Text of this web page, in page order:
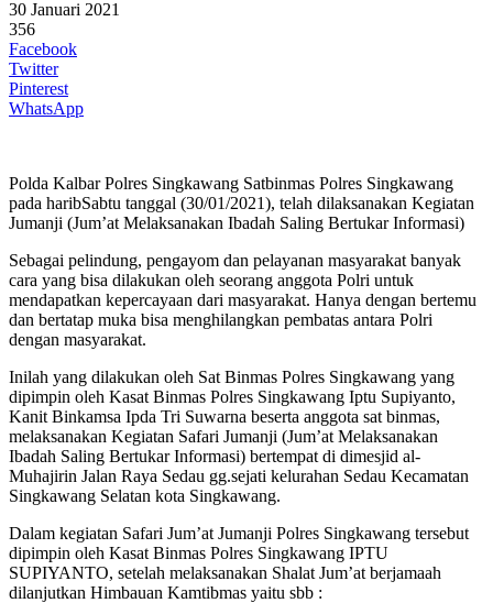
30 Januari 2021
356
Facebook
Twitter
Pinterest
WhatsApp
Polda Kalbar Polres Singkawang Satbinmas Polres Singkawang
pada haribSabtu tanggal (30/01/2021), telah dilaksanakan Kegiatan
Jumanji (Jum’at Melaksanakan Ibadah Saling Bertukar Informasi)
Sebagai pelindung, pengayom dan pelayanan masyarakat banyak
cara yang bisa dilakukan oleh seorang anggota Polri untuk
mendapatkan kepercayaan dari masyarakat. Hanya dengan bertemu
dan bertatap muka bisa menghilangkan pembatas antara Polri
dengan masyarakat.
Inilah yang dilakukan oleh Sat Binmas Polres Singkawang yang
dipimpin oleh Kasat Binmas Polres Singkawang Iptu Supiyanto,
Kanit Binkamsa Ipda Tri Suwarna beserta anggota sat binmas,
melaksanakan Kegiatan Safari Jumanji (Jum’at Melaksanakan
Ibadah Saling Bertukar Informasi) bertempat di dimesjid al-
Muhajirin Jalan Raya Sedau gg.sejati kelurahan Sedau Kecamatan
Singkawang Selatan kota Singkawang.
Dalam kegiatan Safari Jum’at Jumanji Polres Singkawang tersebut
dipimpin oleh Kasat Binmas Polres Singkawang IPTU
SUPIYANTO, setelah melaksanakan Shalat Jum’at berjamaah
dilanjutkan Himbauan Kamtibmas yaitu sbb :